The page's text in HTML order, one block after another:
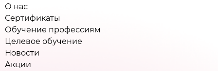
О нас
Сертификаты
Обучение профессиям
Целевое обучение
Новости
Акции